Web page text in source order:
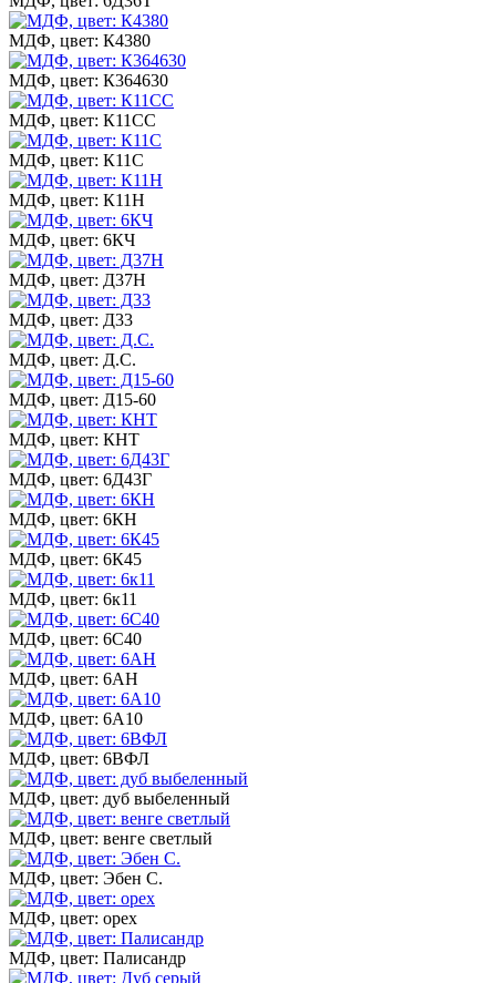
МДФ, цвет: К4380
МДФ, цвет: К364630
МДФ, цвет: К11СС
МДФ, цвет: К11С
МДФ, цвет: К11Н
МДФ, цвет: 6КЧ
МДФ, цвет: Д37Н
МДФ, цвет: Д33
МДФ, цвет: Д.С.
МДФ, цвет: Д15-60
МДФ, цвет: КНТ
МДФ, цвет: 6Д43Г
МДФ, цвет: 6КН
МДФ, цвет: 6К45
МДФ, цвет: 6к11
МДФ, цвет: 6С40
МДФ, цвет: 6АН
МДФ, цвет: 6А10
МДФ, цвет: 6ВФЛ
МДФ, цвет: дуб выбеленный
МДФ, цвет: венге светлый
МДФ, цвет: Эбен С.
МДФ, цвет: орех
МДФ, цвет: Палисандр